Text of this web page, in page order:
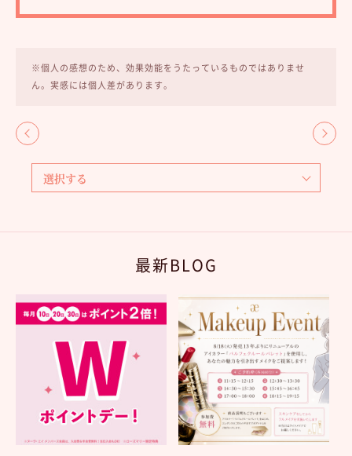
※個人の感想のため、効果効能をうたっているものではありませ
ん。実感には個人差があります。
最新BLOG